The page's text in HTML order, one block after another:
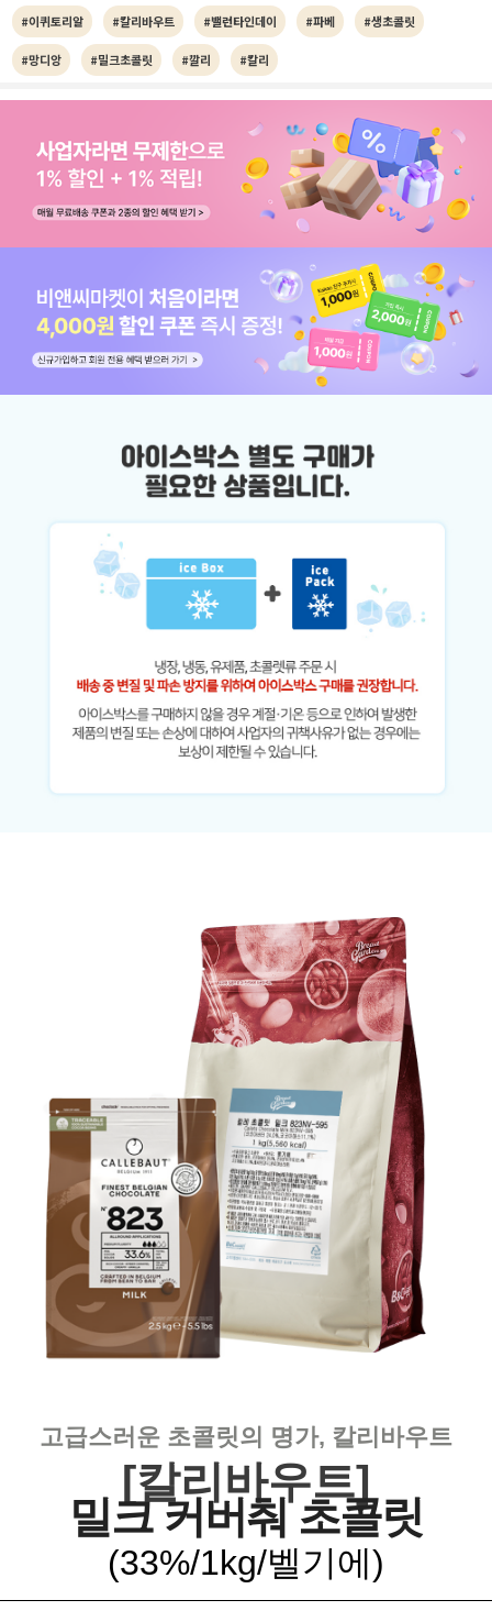
#이퀴토리알 #칼리바우트 #밸런타인데이 #파베 #생초콜릿
#망디앙 #밀크초콜릿 #깔리 #칼리
고급스러운 초콜릿의 명가, 칼리바우트
[칼리바우트]
밀크 커버춰 초콜릿
(33%/1kg/벨기에)